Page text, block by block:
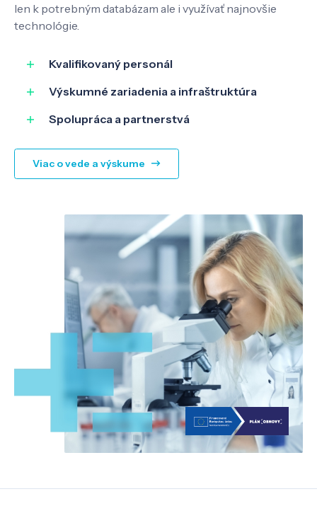
len k potrebným databázam ale i využívať najnovšie
technológie.
Kvalifikovaný personál
Výskumné zariadenia a infraštruktúra
Spolupráca a partnerstvá
Viac o vede a výskume